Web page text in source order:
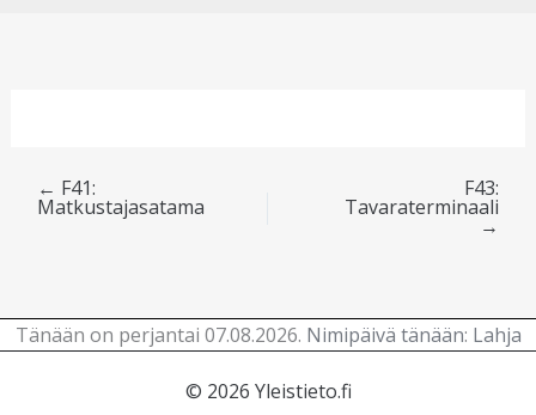
← F41:
Matkustajasatama
F43:
Tavaraterminaali
→
Tänään on perjantai 07.08.2026. Nimipäivä tänään: Lahja
© 2026 Yleistieto.fi